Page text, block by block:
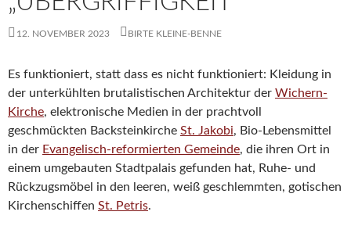
12. NOVEMBER 2023 BIRTE KLEINE-BENNE
Es funktioniert, statt dass es nicht funktioniert: Kleidung in
der unterkühlten brutalistischen Architektur der Wichern-
Kirche, elektronische Medien in der prachtvoll
geschmückten Backsteinkirche St. Jakobi, Bio-Lebensmittel
in der Evangelisch-reformierten Gemeinde, die ihren Ort in
einem umgebauten Stadtpalais gefunden hat, Ruhe- und
Rückzugsmöbel in den leeren, weiß geschlemmten, gotischen
Kirchenschiffen St. Petris.